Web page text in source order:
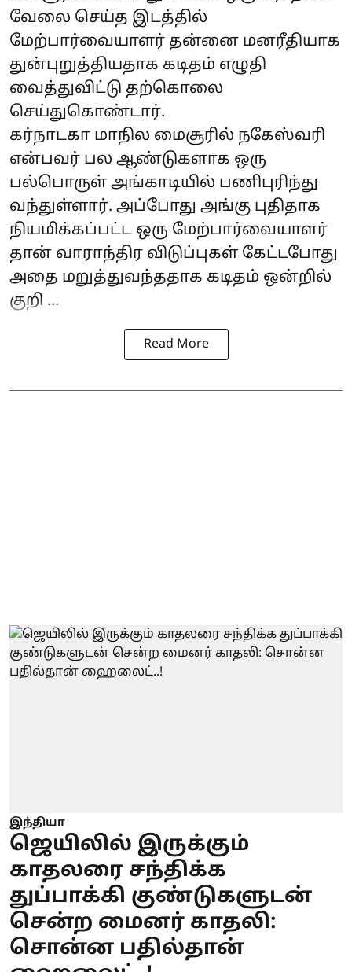
வேலை செய்த இடத்தில்
மேற்பார்வையாளர் தன்னை மனரீதியாக
துன்புறுத்தியதாக கடிதம் எழுதி
வைத்துவிட்டு தற்கொலை
செய்துகொண்டார்.
கர்நாடகா மாநில மைசூரில் நகேஸ்வரி
என்பவர் பல ஆண்டுகளாக ஒரு
பல்பொருள் அங்காடியில் பணிபுரிந்து
வந்துள்ளார். அப்போது அங்கு புதிதாக
நியமிக்கப்பட்ட ஒரு மேற்பார்வையாளர்
தான் வாராந்திர விடுப்புகள் கேட்டபோது
அதை மறுத்துவந்ததாக கடிதம் ஒன்றில்
குறி ...
Read More
இந்தியா
ஜெயிலில் இருக்கும்
காதலரை சந்திக்க
துப்பாக்கி குண்டுகளுடன்
சென்ற மைனர் காதலி:
சொன்ன பதில்தான்